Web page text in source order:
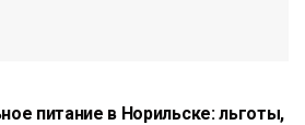
питание в Норильске: льготы,